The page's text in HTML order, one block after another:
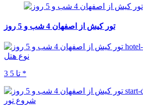
تور کیش از اصفهان 4 شب و 5 روز
نوع هتل
3 تا 5 *
شروع تور